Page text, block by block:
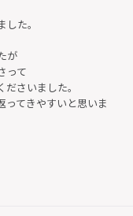
た。
が
って
さいました。
ってきやすいと思いま